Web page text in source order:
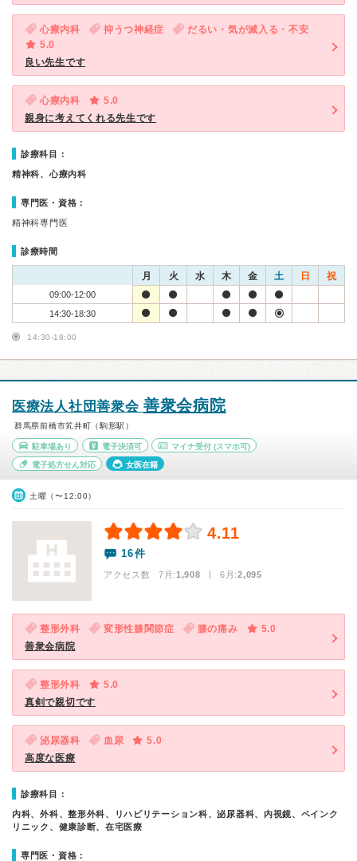
心療内科 抑うつ神経症
だるい・気が滅入る・不安
5.0
良い先生です
心療内科
5.0
親身に考えてくれる先生です
診療科目：
精神科、心療内科
専門医・資格：
精神科専門医
診療時間
月 火 水 木 金 土 日 祝
09:00-12:00
14:30-18:30
14:30-18:00
医療法人社団善衆会 善衆会病院
群馬県前橋市笂井町（駒形駅）
駐車場あり 電子決済可 マイナ受付 (スマホ可)
電子処方せん対応 女医在籍
土曜（〜12:00）
4.11
16件
アクセス数 7月:1,908 | 6月:2,095
整形外科 変形性膝関節症 膝の痛み
5.0
善衆会病院
整形外科
5.0
真剣で親切です
泌尿器科 血尿
5.0
高度な医療
診療科目：
内科、外科、整形外科、リハビリテーション科、泌尿器科、内視鏡、ペインク
リニック、健康診断、在宅医療
専門医・資格：